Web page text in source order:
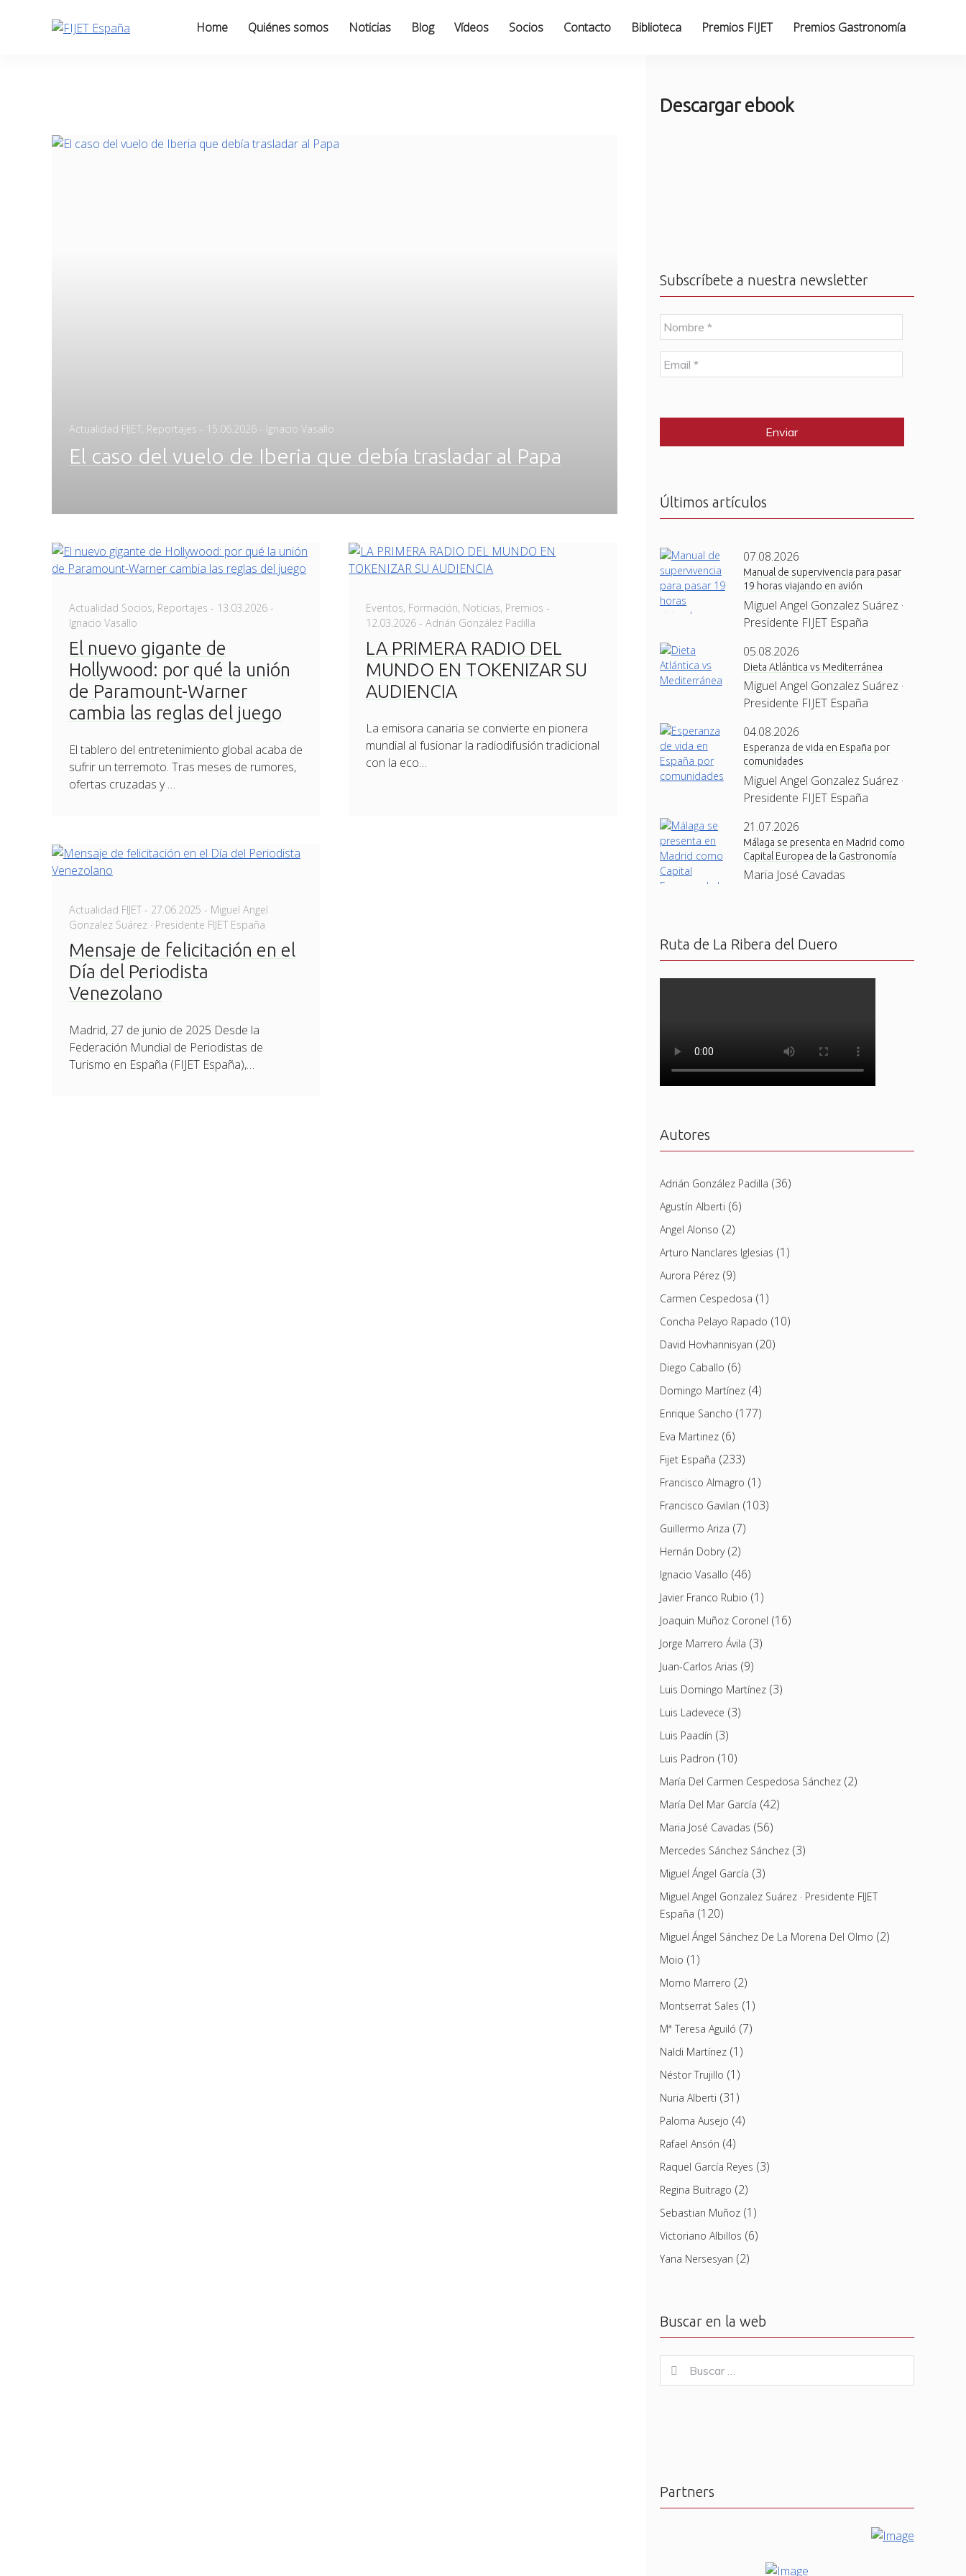
Home Quiénes somos Noticias Blog Vídeos Socios Contacto Biblioteca Premios FIJET Premios Gastronomía
Actualidad FIJET, Reportajes - Posted
15.06.2026 - Ignacio Vasallo
El caso del vuelo de Iberia que debía trasladar al Papa
Actualidad Socios, Reportajes - Posted
13.03.2026 -
Ignacio Vasallo
El nuevo gigante de
Hollywood: por qué la unión
de Paramount-Warner
cambia las reglas del juego
El tablero del entretenimiento global acaba de
sufrir un terremoto. Tras meses de rumores,
ofertas cruzadas y …
Eventos, Formación, Noticias, Premios -
12.03.2026 - Adrián González Padilla
LA PRIMERA RADIO DEL
MUNDO EN TOKENIZAR SU
AUDIENCIA
La emisora canaria se convierte en pionera
mundial al fusionar la radiodifusión tradicional
con la eco…
Actualidad FIJET - Posted
on
27.06.2025 - Miguel Angel
Gonzalez Suárez · Presidente FIJET España
Mensaje de felicitación en el
Día del Periodista
Venezolano
Madrid, 27 de junio de 2025 Desde la
Federación Mundial de Periodistas de
Turismo en España (FIJET España),…
Descargar ebook
Subscríbete a nuestra newsletter
N
o
m
b
r
E
m
l
Últimos artículos
07.08.2026
Manual de supervivencia para pasar
19 horas viajando en avión
Miguel Angel Gonzalez Suárez ·
Presidente FIJET España
05.08.2026
Dieta Atlántica vs Mediterránea
Miguel Angel Gonzalez Suárez ·
Presidente FIJET España
04.08.2026
Esperanza de vida en España por
comunidades
Miguel Angel Gonzalez Suárez ·
Presidente FIJET España
21.07.2026
Málaga se presenta en Madrid como
Capital Europea de la Gastronomía
Maria José Cavadas
Ruta de La Ribera del Duero
Autores
Adrián González Padilla (36)
Agustín Alberti (6)
Angel Alonso (2)
Arturo Nanclares Iglesias (1)
Aurora Pérez(9)
Carmen Cespedosa (1)
Concha Pelayo Rapado (10)
David Hovhannisyan (20)
Diego Caballo (6)
Domingo Martínez(4)
Enrique Sancho (177)
Eva Martinez(6)
Fijet España (233)
Francisco Almagro (1)
Francisco Gavilan (103)
Guillermo Ariza (7)
Hernán Dobry(2)
Ignacio Vasallo (46)
Javier Franco Rubio (1)
Joaquin Muñoz Coronel (16)
Jorge Marrero Ávila (3)
Juan-Carlos Arias (9)
Luis Domingo Martínez(3)
Luis Ladevece (3)
Luis Paadín (3)
Luis Padron (10)
María Del Carmen Cespedosa Sánchez(2)
María Del Mar García (42)
Maria José Cavadas (56)
Mercedes Sánchez Sánchez(3)
Miguel Ángel García (3)
Miguel Angel Gonzalez Suárez · Presidente FIJET
España (120)
Miguel Ángel Sánchez De La Morena Del Olmo (2)
Moio (1)
Momo Marrero (2)
Montserrat Sales (1)
Mª Teresa Aguiló (7)
Naldi Martínez(1)
Néstor Trujillo (1)
Nuria Alberti (31)
Paloma Ausejo (4)
Rafael Ansón (4)
Raquel García Reyes (3)
Regina Buitrago (2)
Sebastian Muñoz(1)
Victoriano Albillos (6)
Yana Nersesyan (2)
Buscar en la web
for:
Buscar
Partners